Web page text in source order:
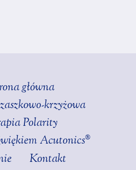
główna
krzyżowa
Polarity
Acutonics®
Kontakt